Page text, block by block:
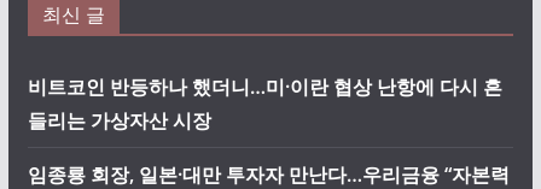
최신 글
비트코인 반등하나 했더니…미·이란 협상 난항에 다시 흔
들리는 가상자산 시장
임종룡 회장, 일본·대만 투자자 만난다…우리금융 “자본력